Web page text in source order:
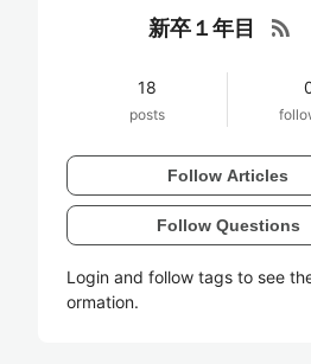
新卒１年目 rss_feed
18
posts
Follow Articles
Follow Questions
Login and follow tags to see
ormation.